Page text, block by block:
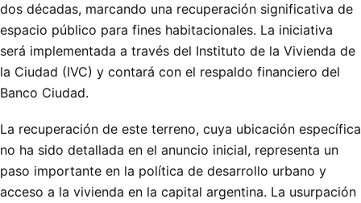
dos décadas, marcando una recuperación significativa de
espacio público para fines habitacionales. La iniciativa
será implementada a través del Instituto de la Vivienda de
la Ciudad (IVC) y contará con el respaldo financiero del
Banco Ciudad.
La recuperación de este terreno, cuya ubicación específica
no ha sido detallada en el anuncio inicial, representa un
paso importante en la política de desarrollo urbano y
acceso a la vivienda en la capital argentina. La usurpación